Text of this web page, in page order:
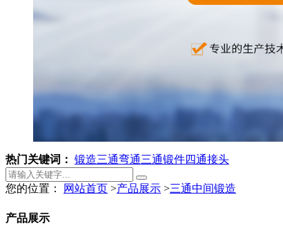
热门关键词： 锻造三通弯通三通锻件四通接头
您的位置： 网站首页 >产品展示 >三通中间锻造
产品展示